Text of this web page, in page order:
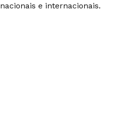
nacionais e internacionais.